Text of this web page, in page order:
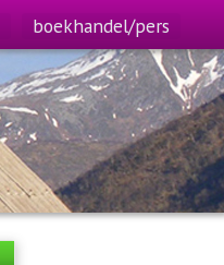
boekhandel/pers